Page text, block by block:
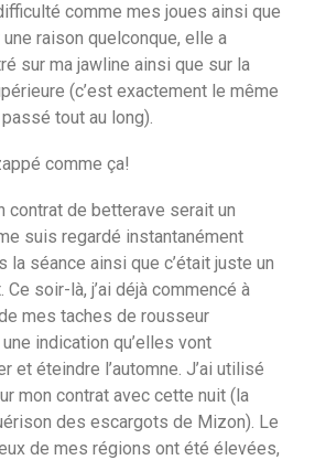
comme mes joues ainsi que
raison quelconque, elle a
sur ma jawline ainsi que sur la
(c’est exactement le même
tout au long).
comme ça!
contrat de betterave serait un
suis regardé instantanément
la séance ainsi que c’était juste un
soir-là, j’ai déjà commencé à
mes taches de rousseur
indication qu’elles vont
et éteindre l’automne. J’ai utilisé
mon contrat avec cette nuit (la
des escargots de Mizon). Le
de mes régions ont été élevées,